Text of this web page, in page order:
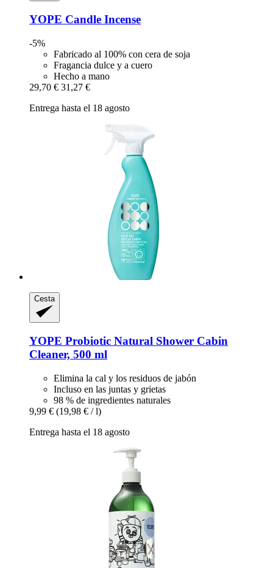
YOPE Candle Incense
-5%
Fabricado al 100% con cera de soja
Fragancia dulce y a cuero
Hecho a mano
29,70 € 31,27 €
Entrega hasta el 18 agosto
Cesta
YOPE Probiotic Natural Shower Cabin
Cleaner, 500 ml
Elimina la cal y los residuos de jabón
Incluso en las juntas y grietas
98 % de ingredientes naturales
9,99 € (19,98 € / l)
Entrega hasta el 18 agosto